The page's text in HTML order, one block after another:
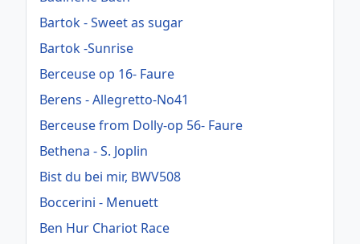
Bartok - Sweet as sugar
Bartok -Sunrise
Berceuse op 16- Faure
Berens - Allegretto-No41
Berceuse from Dolly-op 56- Faure
Bethena - S. Joplin
Bist du bei mir, BWV508
Boccerini - Menuett
Ben Hur Chariot Race